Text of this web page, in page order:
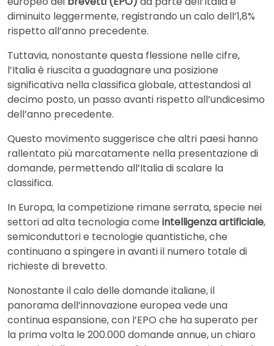
diminuito leggermente, registrando un calo dell’1,8%
rispetto all’anno precedente.
Tuttavia, nonostante questa flessione nelle cifre,
l’Italia è riuscita a guadagnare una posizione
significativa nella classifica globale, attestandosi al
decimo posto, un passo avanti rispetto all’undicesimo
dell’anno precedente.
Questo movimento suggerisce che altri paesi hanno
rallentato più marcatamente nella presentazione di
domande, permettendo all’Italia di scalare la
classifica.
In Europa, la competizione rimane serrata, specie nei
settori ad alta tecnologia come intelligenza artificiale,
semiconduttori e tecnologie quantistiche, che
continuano a spingere in avanti il numero totale di
richieste di brevetto.
Nonostante il calo delle domande italiane, il
panorama dell’innovazione europea vede una
continua espansione, con l’EPO che ha superato per
la prima volta le 200.000 domande annue, un chiaro